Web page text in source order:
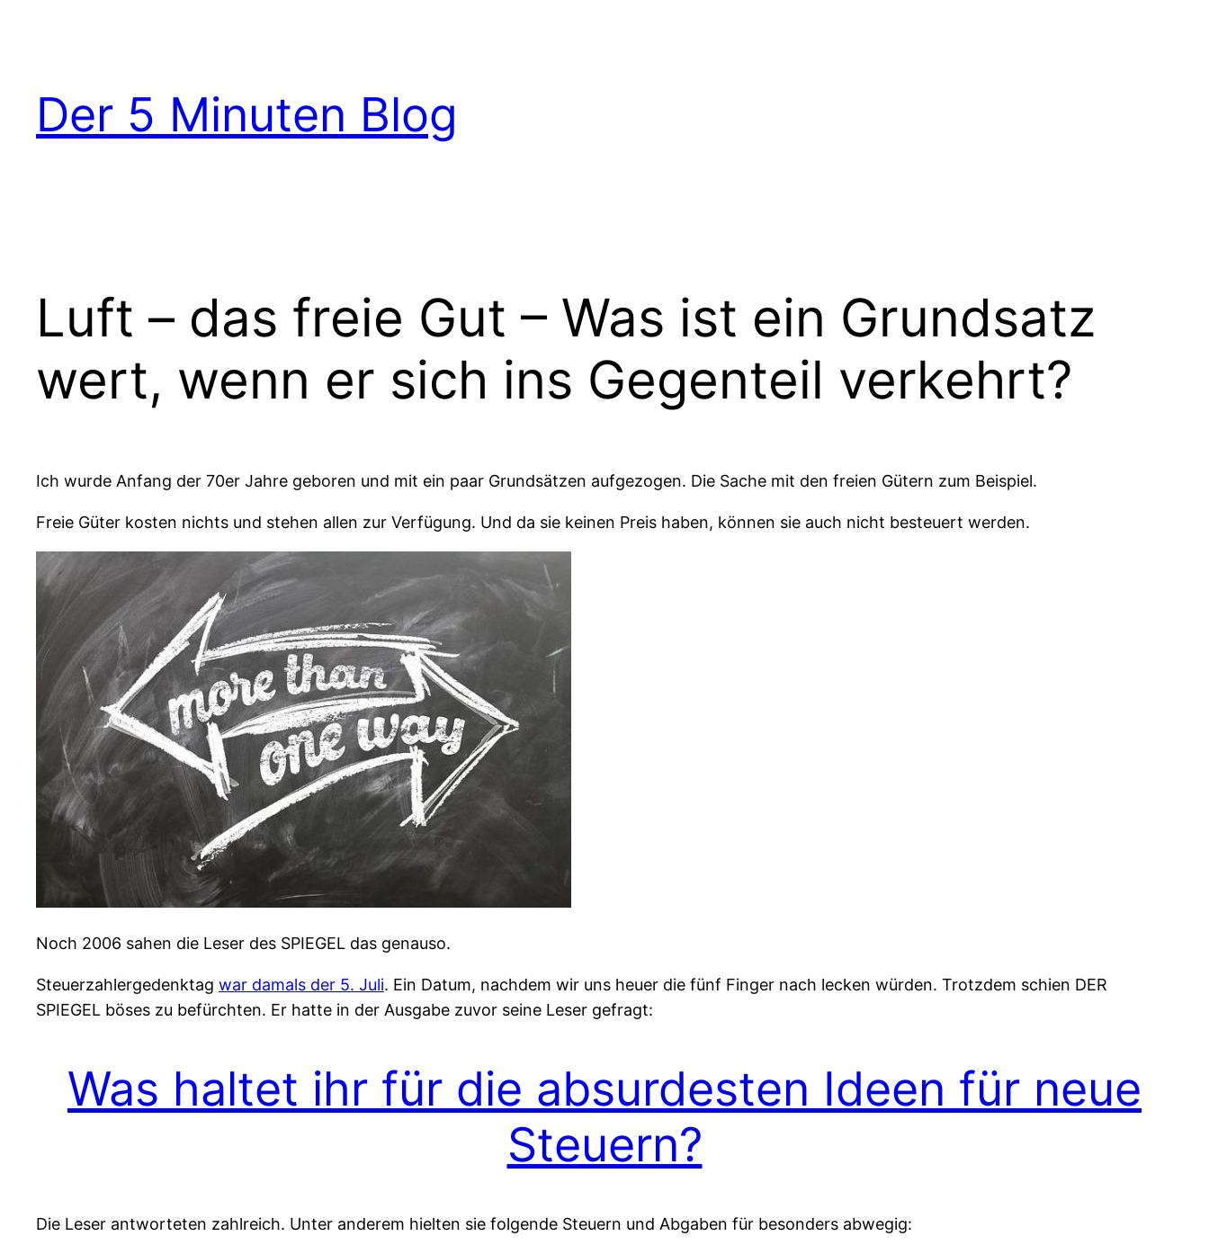
Der 5 Minuten Blog
Luft – das freie Gut – Was ist ein Grundsatz
wert, wenn er sich ins Gegenteil verkehrt?
Ich wurde Anfang der 70er Jahre geboren und mit ein paar Grundsätzen aufgezogen. Die Sache mit den freien Gütern zum Beispiel.
Freie Güter kosten nichts und stehen allen zur Verfügung. Und da sie keinen Preis haben, können sie auch nicht besteuert werden.
Noch 2006 sahen die Leser des SPIEGEL das genauso.
Steuerzahlergedenktag war damals der 5. Juli. Ein Datum, nachdem wir uns heuer die fünf Finger nach lecken würden. Trotzdem schien DER
SPIEGEL böses zu befürchten. Er hatte in der Ausgabe zuvor seine Leser gefragt:
Was haltet ihr für die absurdesten Ideen für neue
Steuern?
Die Leser antworteten zahlreich. Unter anderem hielten sie folgende Steuern und Abgaben für besonders abwegig: